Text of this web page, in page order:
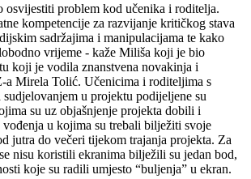
osvijestiti problem kod učenika i roditelja.
kompetencije za razvijanje kritičkog stava
sadržajima i manipulacijama te kako
vrijeme - kaže Miliša koji je bio
koji je vodila znanstvena novakinja i
a Mirela Tolić. Učenicima i roditeljima s
u projektu podijeljene su
su uz objašnjenje projekta dobili i
u kojima su trebali bilježiti svoje
jutra do večeri tijekom trajanja projekta. Za
nisu koristili ekranima bilježili su jedan bod,
koje su radili umjesto “buljenja” u ekran.